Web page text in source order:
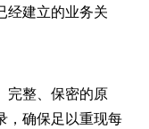
经建立的业务关
完整、保密的原
，确保足以重现每